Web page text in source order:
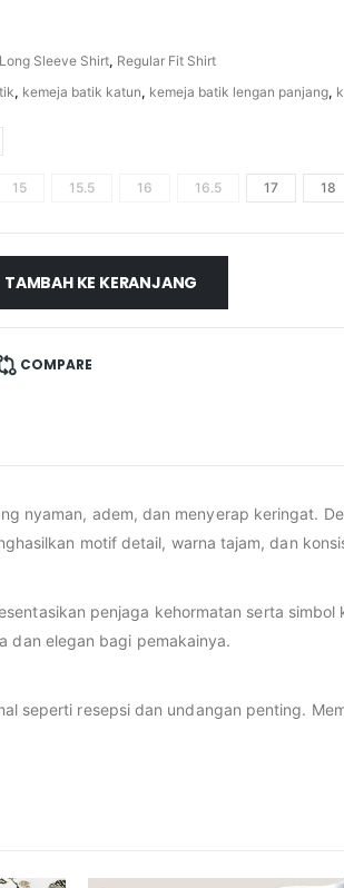
Sleeve Shirt, Regular Fit Shirt
, kemeja batik katun, kemeja batik lengan panjang,
15 15.5 16 16.5 17 18
TAMBAH KE KERANJANG
COMPARE
nyaman, adem, dan menyerap keringat.
motif detail, warna tajam, dan
penjaga kehormatan serta simbol
dan elegan bagi pemakainya.
seperti resepsi dan undangan penting.